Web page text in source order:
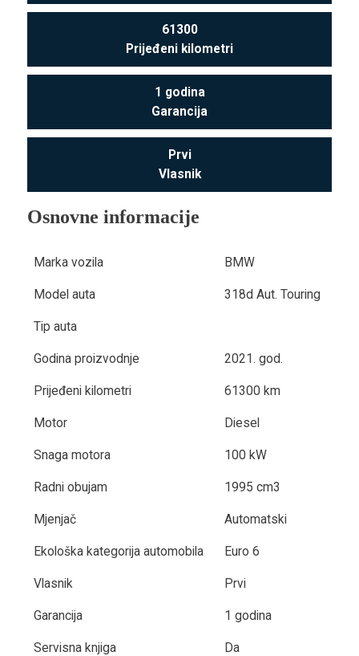
61300
Prijeđeni kilometri
1 godina
Garancija
Prvi
Vlasnik
Osnovne informacije
Marka vozila BMW
Model auta 318d Aut. Touring
Tip auta
Godina proizvodnje 2021. god.
Prijeđeni kilometri 61300 km
Motor Diesel
Snaga motora 100 kW
Radni obujam 1995 cm3
Mjenjač Automatski
Ekološka kategorija automobila Euro 6
Vlasnik Prvi
Garancija 1 godina
Servisna knjiga Da